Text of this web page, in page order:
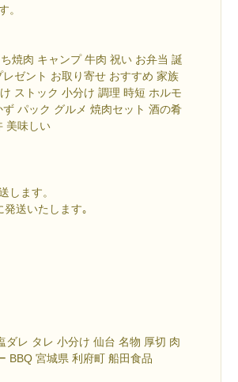
。
焼肉 キャンプ 牛肉 祝い お弁当 誕
ゼント お取り寄せ おすすめ 家族
ストック 小分け 調理 時短 ホルモ
パック グルメ 焼肉セット 酒の肴
美味しい
します。
送いたします｡
レ タレ 小分け 仙台 名物 厚切 肉
BBQ 宮城県 利府町 船田食品